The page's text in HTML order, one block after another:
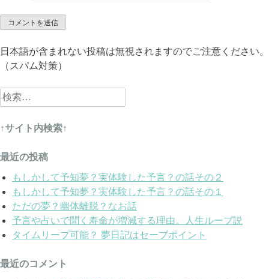
日本語が含まれない投稿は無視されますのでご注意ください。
（スパム対策）
検
索:
↑サイト内検索↑
最近の投稿
もしかして予知夢？実体験した予言？の話その２
もしかして予知夢？実体験した予言？の話その１
ただの夢？幽体離脱？なお話
予言や占いで聞く寿命が増減する理由。人生ループ説
タイムリープ可能？ 夢日記はセーブポイント
最近のコメント